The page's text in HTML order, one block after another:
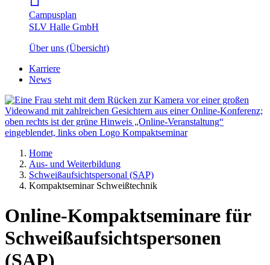
Campusplan
SLV Halle GmbH
Über uns (Übersicht)
Karriere
News
Home
Aus- und Weiterbildung
Schweißaufsichtspersonal (SAP)
Kompaktseminar Schweißtechnik
Online-Kompaktseminare für
Schweißaufsichtspersonen
(SAP)